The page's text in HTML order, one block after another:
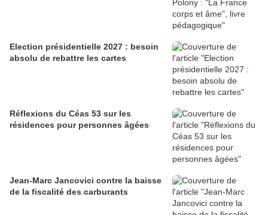
Election présidentielle 2027 : besoin
absolu de rebattre les cartes
Réflexions du Céas 53 sur les
résidences pour personnes âgées
Jean-Marc Jancovici contre la baisse
de la fiscalité des carburants